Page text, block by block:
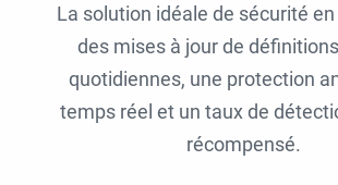
La solution idéale de sécurité
des mises à jour de
quotidiennes, une protection
temps réel et un taux de
récompensé.